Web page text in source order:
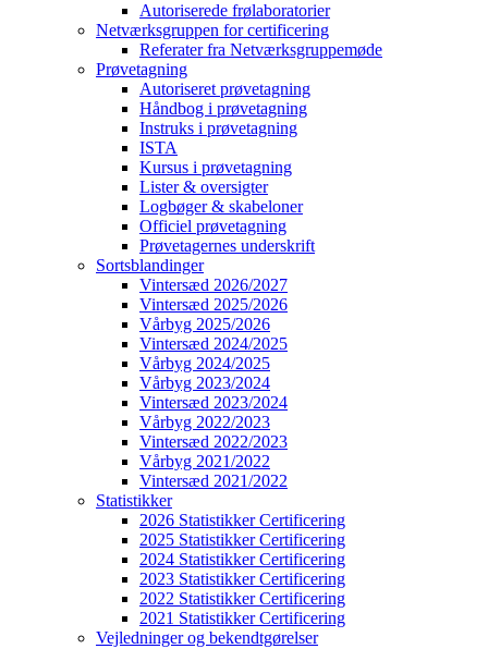
Autoriserede frølaboratorier
Netværksgruppen for certificering
Referater fra Netværksgruppemøde
Prøvetagning
Autoriseret prøvetagning
Håndbog i prøvetagning
Instruks i prøvetagning
ISTA
Kursus i prøvetagning
Lister & oversigter
Logbøger & skabeloner
Officiel prøvetagning
Prøvetagernes underskrift
Sortsblandinger
Vintersæd 2026/2027
Vintersæd 2025/2026
Vårbyg 2025/2026
Vintersæd 2024/2025
Vårbyg 2024/2025
Vårbyg 2023/2024
Vintersæd 2023/2024
Vårbyg 2022/2023
Vintersæd 2022/2023
Vårbyg 2021/2022
Vintersæd 2021/2022
Statistikker
2026 Statistikker Certificering
2025 Statistikker Certificering
2024 Statistikker Certificering
2023 Statistikker Certificering
2022 Statistikker Certificering
2021 Statistikker Certificering
Vejledninger og bekendtgørelser